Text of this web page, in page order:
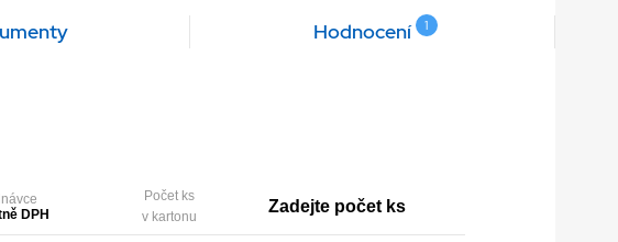
Hodnocení 1
DPH
Počet ks
v kartonu
Zadejte počet ks